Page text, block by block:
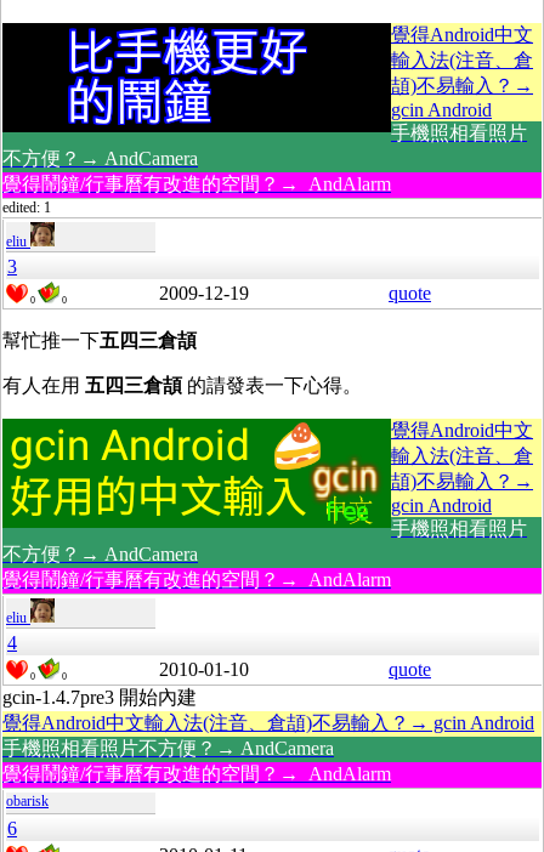
覺得Android中文
輸入法(注音、倉
頡)不易輸入？→
gcin Android
手機照相看照片
不方便？→ AndCamera
覺得鬧鐘/行事曆有改進的空間？→ AndAlarm
edited: 1
eliu
3
0 0 2009-12-19 quote
幫忙推一下五四三倉頡
有人在用 五四三倉頡 的請發表一下心得。
覺得Android中文
輸入法(注音、倉
頡)不易輸入？→
gcin Android
手機照相看照片
不方便？→ AndCamera
覺得鬧鐘/行事曆有改進的空間？→ AndAlarm
eliu
4
0 0 2010-01-10
quote
gcin-1.4.7pre3 開始內建
覺得Android中文輸入法(注音、倉頡)不易輸入？→ gcin Android
手機照相看照片不方便？→ AndCamera
覺得鬧鐘/行事曆有改進的空間？→ AndAlarm
obarisk
6